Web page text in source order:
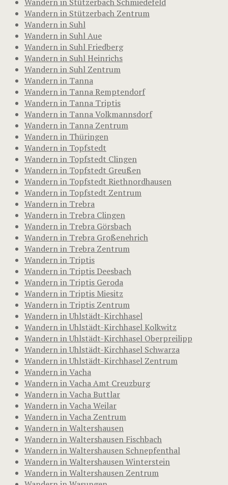
Wandern in Stützerbach Zentrum
Wandern in Suhl
Wandern in Suhl Aue
Wandern in Suhl Friedberg
Wandern in Suhl Heinrichs
Wandern in Suhl Zentrum
Wandern in Tanna
Wandern in Tanna Remptendorf
Wandern in Tanna Triptis
Wandern in Tanna Volkmannsdorf
Wandern in Tanna Zentrum
Wandern in Thüringen
Wandern in Topfstedt
Wandern in Topfstedt Clingen
Wandern in Topfstedt Greußen
Wandern in Topfstedt Riethnordhausen
Wandern in Topfstedt Zentrum
Wandern in Trebra
Wandern in Trebra Clingen
Wandern in Trebra Görsbach
Wandern in Trebra Großenehrich
Wandern in Trebra Zentrum
Wandern in Triptis
Wandern in Triptis Deesbach
Wandern in Triptis Geroda
Wandern in Triptis Miesitz
Wandern in Triptis Zentrum
Wandern in Uhlstädt-Kirchhasel
Wandern in Uhlstädt-Kirchhasel Kolkwitz
Wandern in Uhlstädt-Kirchhasel Oberpreilipp
Wandern in Uhlstädt-Kirchhasel Schwarza
Wandern in Uhlstädt-Kirchhasel Zentrum
Wandern in Vacha
Wandern in Vacha Amt Creuzburg
Wandern in Vacha Buttlar
Wandern in Vacha Weilar
Wandern in Vacha Zentrum
Wandern in Waltershausen
Wandern in Waltershausen Fischbach
Wandern in Waltershausen Schnepfenthal
Wandern in Waltershausen Winterstein
Wandern in Waltershausen Zentrum